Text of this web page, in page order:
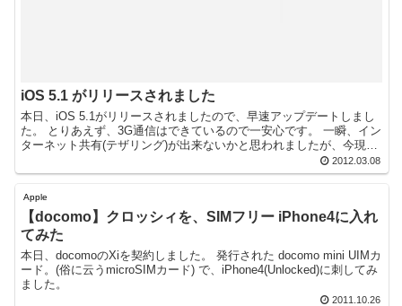
iOS 5.1 がリリースされました
本日、iOS 5.1がリリースされましたので、早速アップデートしまし
た。 とりあえず、3G通信はできているので一安心です。 一瞬、イン
ターネット共有(テザリング)が出来ないかと思われましたが、今現在
2012.03.08
Apple
【docomo】クロッシィを、SIMフリー iPhone4に入れ
てみた
本日、docomoのXiを契約しました。 発行された docomo mini UIMカ
ード。(俗に云うmicroSIMカード) で、iPhone4(Unlocked)に刺してみ
ました。
2011.10.26